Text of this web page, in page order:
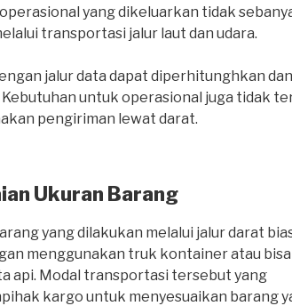
yang dikeluarkan tidak
transportasi jalur laut dan udara.
jalur data dapat diperhitunghkan
untuk operasional juga tidak
pengiriman lewat darat.
Ukuran Barang
yang dilakukan melalui jalur darat
menggunakan truk kontainer atau bisa
api. Modal transportasi tersebut yang
kargo untuk menyesuaikan barang